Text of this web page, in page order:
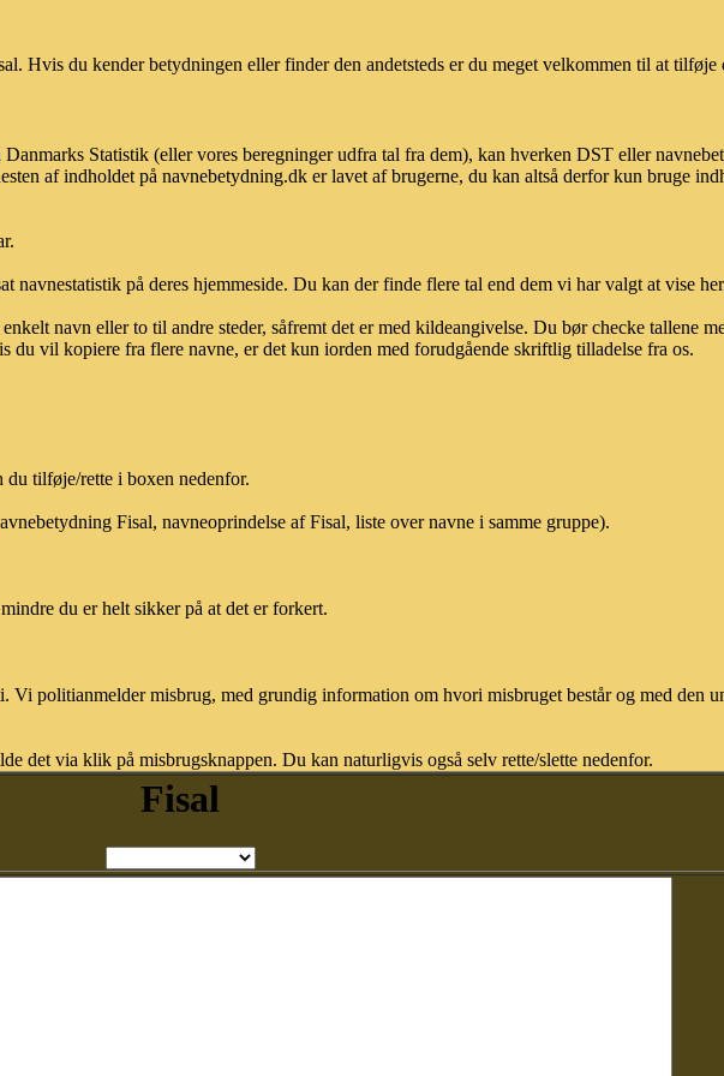
Hvis du kender betydningen eller finder den andetsteds er du meget velkommen til at tilføje
Statistik (eller vores beregninger udfra tal fra dem), kan hverken DST eller
af indholdet på navnebetydning.dk er lavet af brugerne, du kan altså derfor kun bruge
navnestatistik på deres hjemmeside. Du kan der finde flere tal end dem vi har valgt at vise
navn eller to til andre steder, såfremt det er med kildeangivelse. Du bør checke tallene
du vil kopiere fra flere navne, er det kun iorden med forudgående skriftlig tilladelse fra os.
tilføje/rette i boxen nedenfor.
Fisal, navneoprindelse af Fisal, liste over navne i samme gruppe).
du er helt sikker på at det er forkert.
politianmelder misbrug, med grundig information om hvori misbruget består og med den
det via klik på misbrugsknappen. Du kan naturligvis også selv rette/slette nedenfor.
Fisal